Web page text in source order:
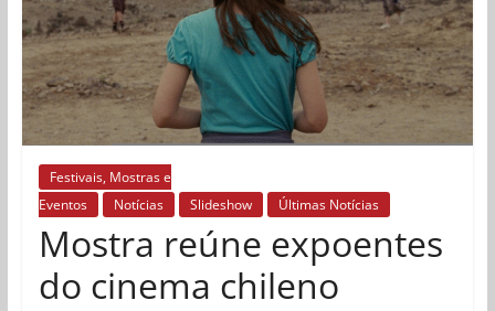
Festivais, Mostras e
Eventos
Notícias Slideshow Últimas Notícias
Mostra reúne expoentes
do cinema chileno